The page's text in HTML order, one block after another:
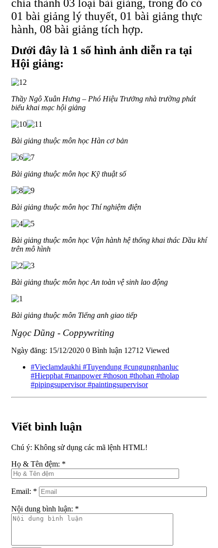
chia thành 03 loại bài giảng, trong đó có
01 bài giảng lý thuyết, 01 bài giảng thực
hành, 08 bài giảng tích hợp.
Dưới đây là 1 số hình ảnh diễn ra tại
Hội giảng:
Thầy Ngô Xuân Hưng – Phó Hiệu Trưởng nhà trường phát
biểu khai mạc hội giảng
Bài giảng thuộc môn học Hàn cơ bản
Bài giảng thuộc môn học Kỹ thuật số
Bài giảng thuộc môn học Thí nghiệm điện
Bài giảng thuộc môn học Vận hành hệ thống khai thác Dầu khí
trên mô hình
Bài giảng thuộc môn học An toàn vệ sinh lao động
Bài giảng thuộc môn Tiếng anh giao tiếp
Ngọc Dũng - Coppywriting
Ngày đăng: 15/12/2020 0 Bình luận 12712 Viewed
#Vieclamdaukhi #Tuyendung #cungungnhanluc
#Hiepphat #manpower #thoson #thohan #tholap
#pipingsupervisor #paintingsupervisor
Viết bình luận
Chú ý: Không sử dụng các mã lệnh HTML!
Họ & Tên đệm: *
Email: *
Nội dung bình luận: *